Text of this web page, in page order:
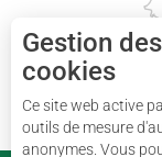
Gestion
cookies
Ce site web active
outils de mesure
anonymes. Vous